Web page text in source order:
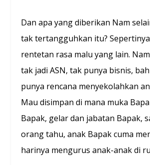
Dan apa yang diberikan Nam
tak tertangguhkan itu?
rentetan rasa malu yang lain.
tak jadi ASN, tak punya bisnis,
punya rencana menyekolahkan
Mau disimpan di mana muka
Bapak, gelar dan jabatan Bapak,
orang tahu, anak Bapak cuma
harinya mengurus anak-anak di